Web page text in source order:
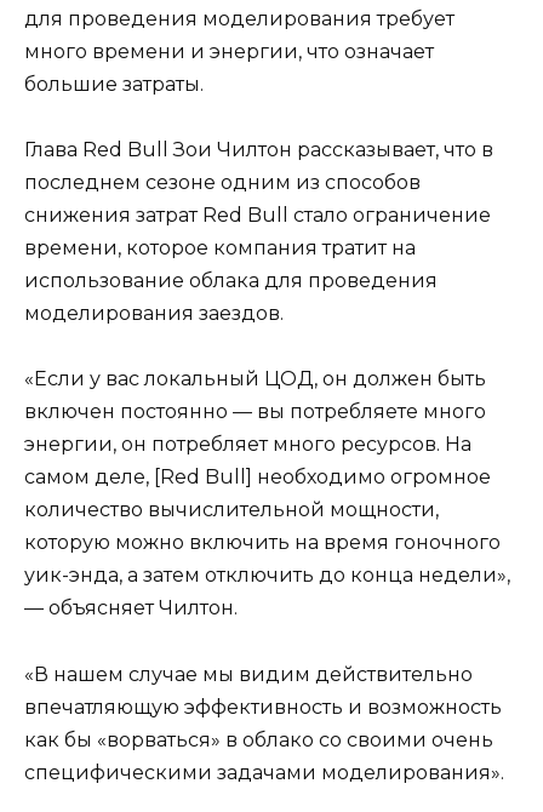
для проведения моделирования требует
много времени и энергии, что означает
большие затраты.
Глава Red Bull Зои Чилтон рассказывает, что в
последнем сезоне одним из способов
снижения затрат Red Bull стало ограничение
времени, которое компания тратит на
использование облака для проведения
моделирования заездов.
«Если у вас локальный ЦОД, он должен быть
включен постоянно — вы потребляете много
энергии, он потребляет много ресурсов. На
самом деле, [Red Bull] необходимо огромное
количество вычислительной мощности,
которую можно включить на время гоночного
уик-энда, а затем отключить до конца недели»,
— объясняет Чилтон.
«В нашем случае мы видим действительно
впечатляющую эффективность и возможность
как бы «ворваться» в облако со своими очень
специфическими задачами моделирования».